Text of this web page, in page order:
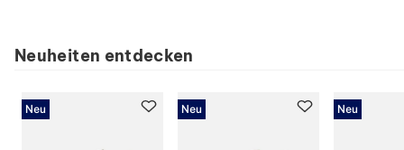
Neuheiten entdecken
Neu Neu Neu